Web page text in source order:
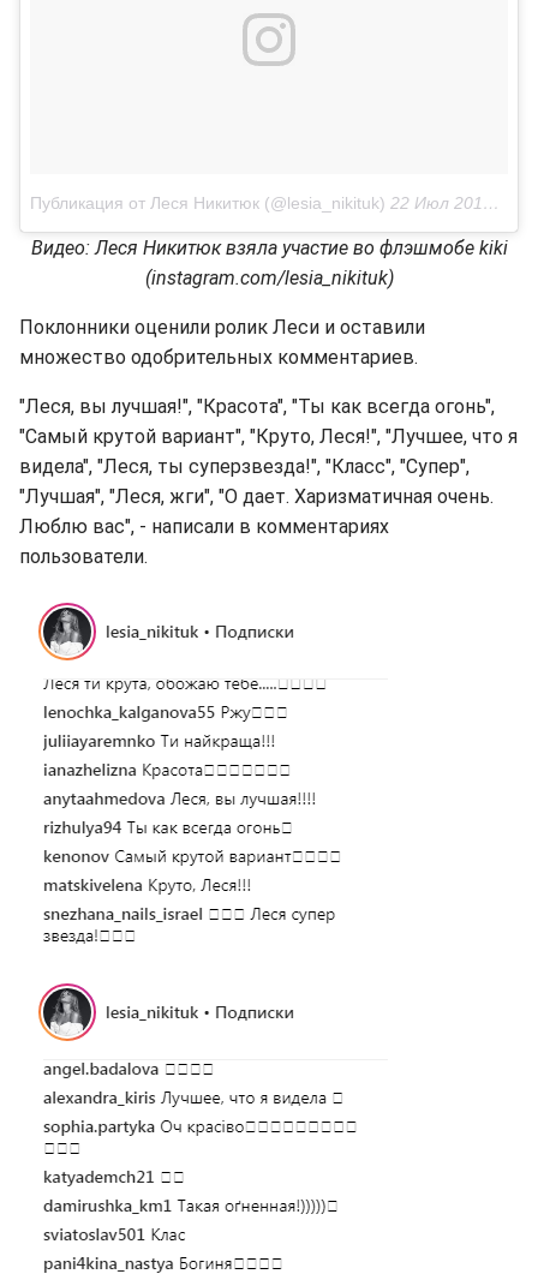
Публикация от Леся Никитюк (@lesia_nikituk) 22 Июл 2018 в 11:29 PDT
Видео: Леся Никитюк взяла участие во флэшмобе kiki
(instagram.com/lesia_nikituk)
Поклонники оценили ролик Леси и оставили
множество одобрительных комментариев.
"Леся, вы лучшая!", "Красота", "Ты как всегда огонь",
"Самый крутой вариант", "Круто, Леся!", "Лучшее, что я
видела", "Леся, ты суперзвезда!", "Класс", "Супер",
"Лучшая", "Леся, жги", "О дает. Харизматичная очень.
Люблю вас", - написали в комментариях
пользователи.